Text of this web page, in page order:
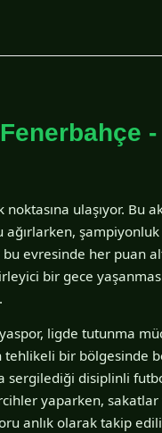
-
ulaşıyor. Bu
şampiyonluk
evresinde her puan
bir gece
ligde tutunma
tehlikeli bir bölgesinde
sergilediği disiplinli
yaparken, sakatlar
anlık olarak takip